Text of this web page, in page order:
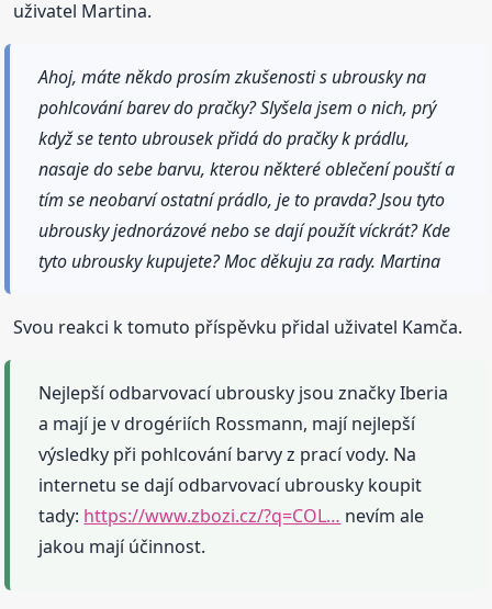
uživatel Martina.
Ahoj, máte někdo prosím zkušenosti s ubrousky na
pohlcování barev do pračky? Slyšela jsem o nich, prý
když se tento ubrousek přidá do pračky k prádlu,
nasaje do sebe barvu, kterou některé oblečení pouští a
tím se neobarví ostatní prádlo, je to pravda? Jsou tyto
ubrousky jednorázové nebo se dají použít víckrát? Kde
tyto ubrousky kupujete? Moc děkuju za rady. Martina
Svou reakci k tomuto příspěvku přidal uživatel Kamča.
Nejlepší odbarvovací ubrousky jsou značky Iberia
a mají je v drogériích Rossmann, mají nejlepší
výsledky při pohlcování barvy z prací vody. Na
internetu se dají odbarvovací ubrousky koupit
tady: https://www.zbozi.cz/?q=COL… nevím ale
jakou mají účinnost.